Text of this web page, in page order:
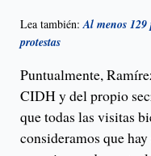
Lea también:Al menos 129
protestas
Puntualmente,
CIDH y del propio
que todas las visitas
consideramos que